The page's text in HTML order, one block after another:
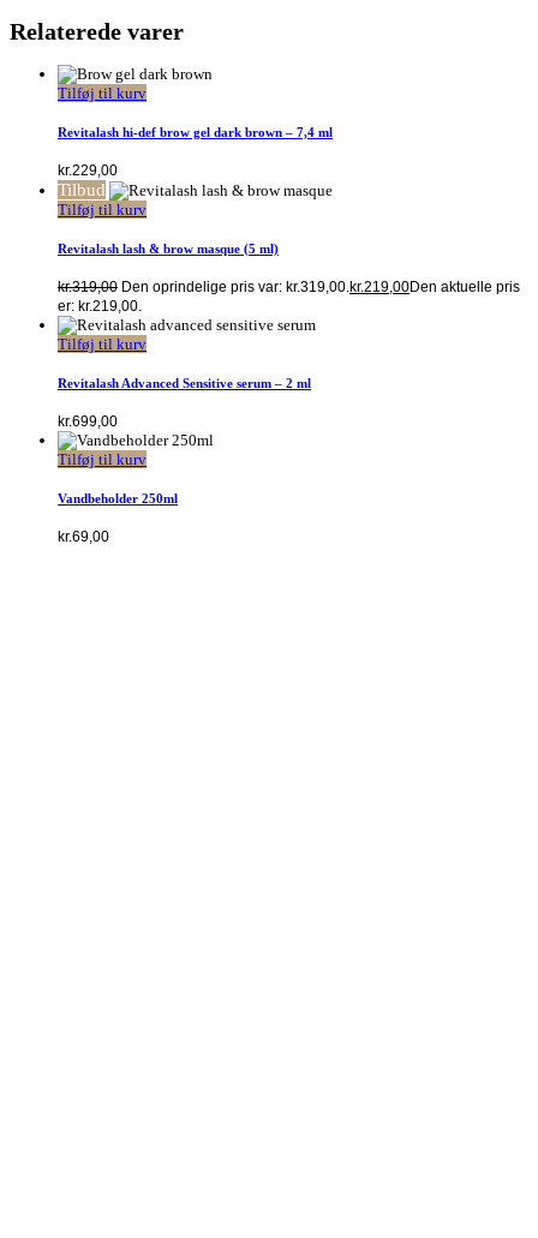
Relaterede varer
Tilføj til kurv
Revitalash hi-def brow gel dark brown – 7,4 ml
kr.229,00
Tilbud
Tilføj til kurv
Revitalash lash & brow masque (5 ml)
kr.319,00 Den oprindelige pris var: kr.319,00.kr.219,00Den aktuelle pris
er: kr.219,00.
Tilføj til kurv
Revitalash Advanced Sensitive serum – 2 ml
kr.699,00
Tilføj til kurv
Vandbeholder 250ml
kr.69,00